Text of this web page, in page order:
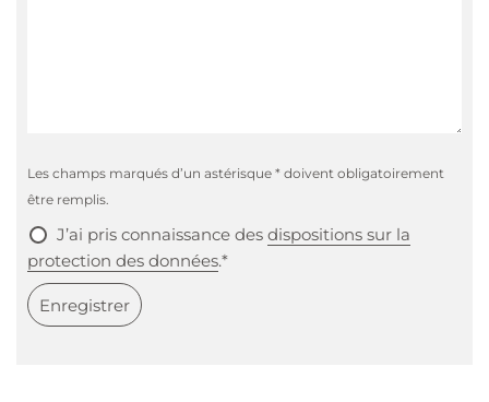
Les champs marqués d’un astérisque * doivent obligatoirement
être remplis.
J’ai pris connaissance des dispositions sur la
protection des données.*
Enregistrer